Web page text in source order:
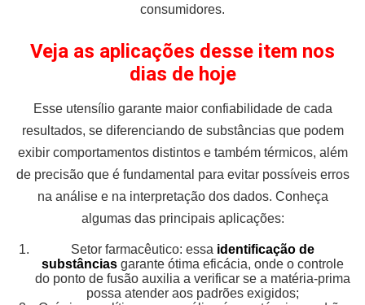
consumidores.
Veja as aplicações desse item nos
dias de hoje
Esse utensílio garante maior confiabilidade de cada
resultados, se diferenciando de substâncias que podem
exibir comportamentos distintos e também térmicos, além
de precisão que é fundamental para evitar possíveis erros
na análise e na interpretação dos dados. Conheça
algumas das principais aplicações:
Setor farmacêutico: essa identificação de
substâncias garante ótima eficácia, onde o controle
do ponto de fusão auxilia a verificar se a matéria-prima
possa atender aos padrões exigidos;